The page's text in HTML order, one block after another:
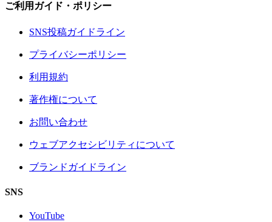
ご利用ガイド・ポリシー
SNS投稿ガイドライン
プライバシーポリシー
利用規約
著作権について
お問い合わせ
ウェブアクセシビリティについて
ブランドガイドライン
SNS
YouTube